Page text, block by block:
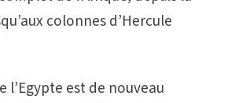
colonnes d’Hercule
l’Egypte est de nouveau